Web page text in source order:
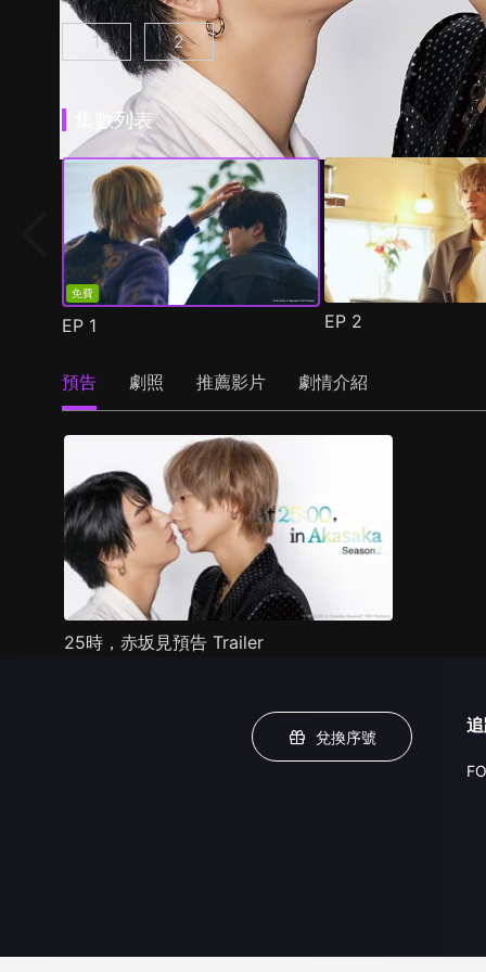
25時，赤坂見 第1集
1 25時，赤坂見 第2季 第1集
2
集數列表
免費
EP 1 EP 2
預告 劇照 推薦影片 劇情介紹
25時，赤坂見預告 Trailer
兌換序號